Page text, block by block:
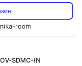
room
SDMC-IN